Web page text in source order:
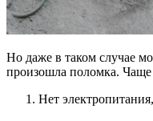
Но даже в таком случае
произошла поломка. Чаще
Нет